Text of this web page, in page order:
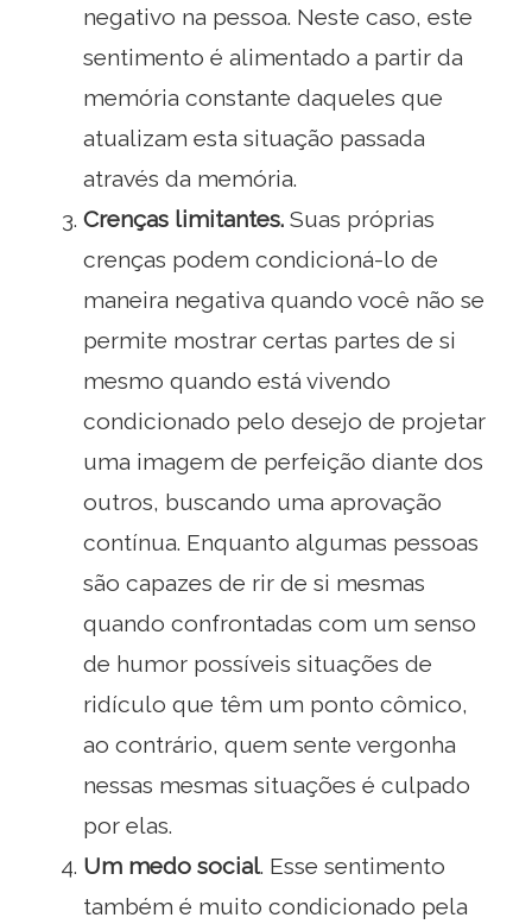
negativo na pessoa. Neste caso, este
sentimento é alimentado a partir da
memória constante daqueles que
atualizam esta situação passada
através da memória.
Crenças limitantes. Suas próprias
crenças podem condicioná-lo de
maneira negativa quando você não se
permite mostrar certas partes de si
mesmo quando está vivendo
condicionado pelo desejo de projetar
uma imagem de perfeição diante dos
outros, buscando uma aprovação
contínua. Enquanto algumas pessoas
são capazes de rir de si mesmas
quando confrontadas com um senso
de humor possíveis situações de
ridículo que têm um ponto cômico,
ao contrário, quem sente vergonha
nessas mesmas situações é culpado
por elas.
Um medo social. Esse sentimento
também é muito condicionado pela